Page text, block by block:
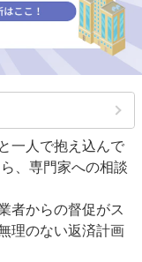
一人で抱え込んで
、専門家への相談
者からの督促がス
理のない返済計画